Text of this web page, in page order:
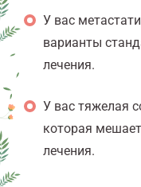
У вас
варианты
лечения.
У вас тяжелая
которая
лечения.